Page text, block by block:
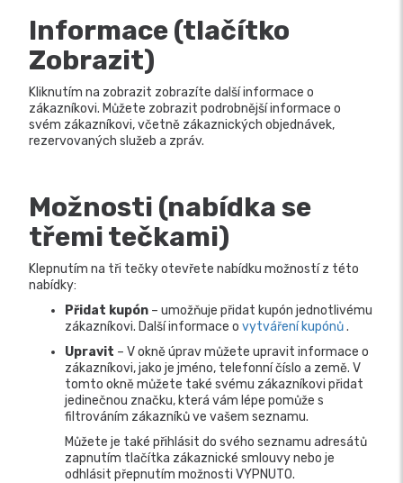
Informace (tlačítko
Zobrazit)
Kliknutím na zobrazit zobrazíte další informace o
zákazníkovi. Můžete zobrazit podrobnější informace o
svém zákazníkovi, včetně zákaznických objednávek,
rezervovaných služeb a zpráv.
Možnosti (nabídka se
třemi tečkami)
Klepnutím na tři tečky otevřete nabídku možností z této
nabídky:
Přidat kupón – umožňuje přidat kupón jednotlivému
zákazníkovi. Další informace o vytváření kupónů.
Upravit – V okně úprav můžete upravit informace o
zákazníkovi, jako je jméno, telefonní číslo a země. V
tomto okně můžete také svému zákazníkovi přidat
jedinečnou značku, která vám lépe pomůže s
filtrováním zákazníků ve vašem seznamu.
Můžete je také přihlásit do svého seznamu adresátů
zapnutím tlačítka zákaznické smlouvy nebo je
odhlásit přepnutím možnosti VYPNUTO.